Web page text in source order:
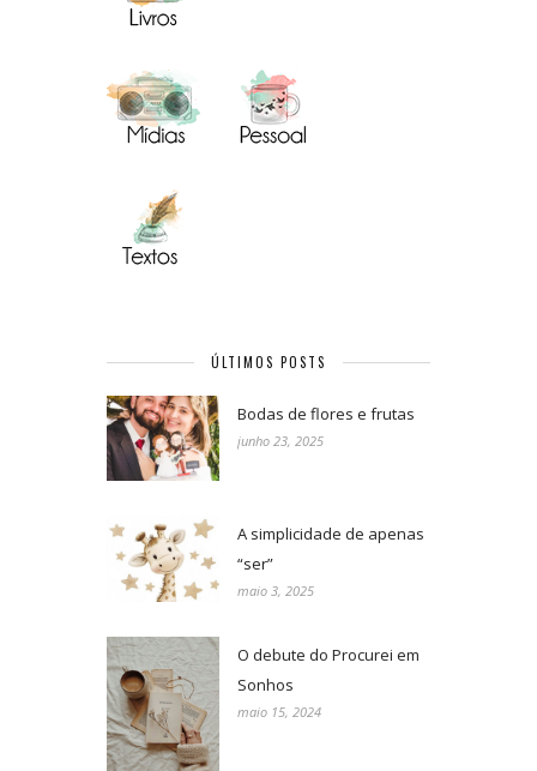
ÚLTIMOS POSTS
Bodas de flores e frutas
junho 23, 2025
A simplicidade de apenas
“ser”
maio 3, 2025
O debute do Procurei em
Sonhos
maio 15, 2024